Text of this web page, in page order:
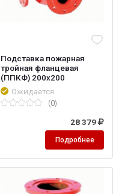
Подставка пожарная
тройная фланцевая
(ППКФ) 200х200
Ожидается
(0)
28 379
Подробнее